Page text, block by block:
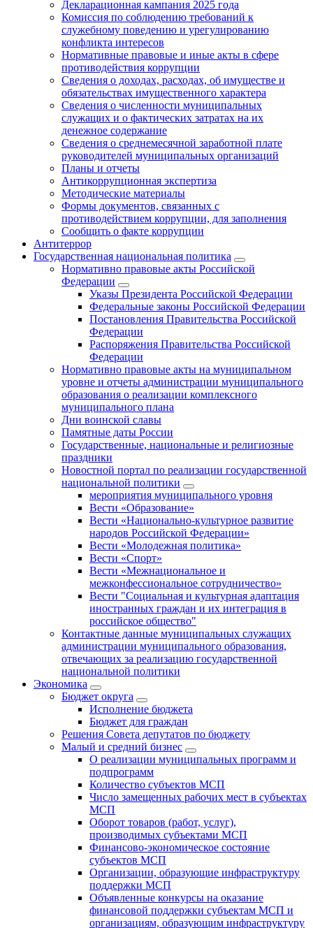
Декларационная кампания 2025 года
Комиссия по соблюдению требований к
служебному поведению и урегулированию
конфликта интересов
Нормативные правовые и иные акты в сфере
противодействия коррупции
Сведения о доходах, расходах, об имуществе и
обязательствах имущественного характера
Сведения о численности муниципальных
служащих и о фактических затратах на их
денежное содержание
Сведения о среднемесячной заработной плате
руководителей муниципальных организаций
Планы и отчеты
Антикоррупционная экспертиза
Методические материалы
Формы документов, связанных с
противодействием коррупции, для заполнения
Сообщить о факте коррупции
Антитеррор
Государственная национальная политика
Нормативно правовые акты Российской
Федерации
Указы Президента Российской Федерации
Федеральные законы Российской Федерации
Постановления Правительства Российской
Федерации
Распоряжения Правительства Российской
Федерации
Нормативно правовые акты на муниципальном
уровне и отчеты администрации муниципального
образования о реализации комплексного
муниципального плана
Дни воинской славы
Памятные даты России
Государственные, национальные и религиозные
праздники
Новостной портал по реализации государственной
национальной политики
мероприятия муниципального уровня
Вести «Образование»
Вести «Национально-культурное развитие
народов Российской Федерации»
Вести «Молодежная политика»
Вести «Спорт»
Вести «Межнациональное и
межконфессиональное сотрудничество»
Вести "Социальная и культурная адаптация
иностранных граждан и их интеграция в
российское общество"
Контактные данные муниципальных служащих
администрации муниципального образования,
отвечающих за реализацию государственной
национальной политики
Экономика
Бюджет округa
Исполнение бюджета
Бюджет для граждан
Решения Совета депутатов по бюджету
Малый и средний бизнес
О реализации муниципальных программ и
подпрограмм
Количество субъектов МСП
Число замещенных рабочих мест в субъектах
МСП
Оборот товаров (работ, услуг),
производимых субъектами МСП
Финансово-экономическое состояние
субъектов МСП
Организации, образующие инфраструктуру
поддержки МСП
Объявленные конкурсы на оказание
финансовой поддержки субъектам МСП и
организациям, образующим инфраструктуру